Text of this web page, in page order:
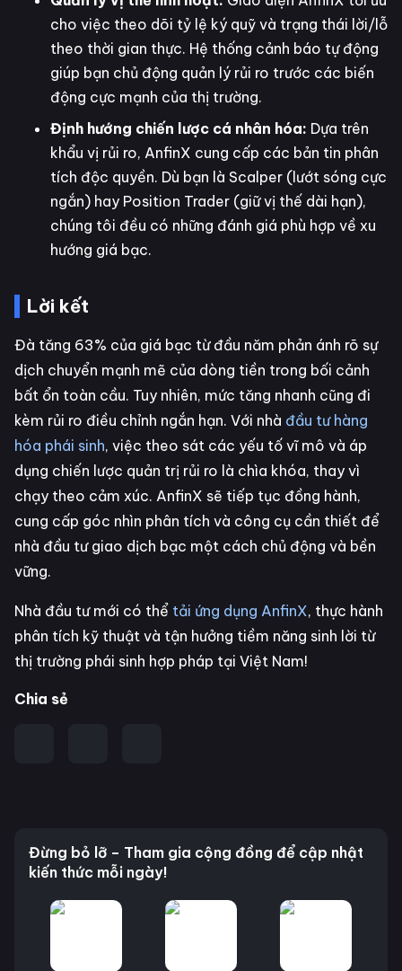
cho việc theo dõi tỷ lệ ký quỹ và trạng thái lời/lỗ
theo thời gian thực. Hệ thống cảnh báo tự động
giúp bạn chủ động quản lý rủi ro trước các biến
động cực mạnh của thị trường.
Định hướng chiến lược cá nhân hóa: Dựa trên
khẩu vị rủi ro, AnfinX cung cấp các bản tin phân
tích độc quyền. Dù bạn là Scalper (lướt sóng cực
ngắn) hay Position Trader (giữ vị thế dài hạn),
chúng tôi đều có những đánh giá phù hợp về xu
hướng giá bạc.
Lời kết
Đà tăng 63% của giá bạc từ đầu năm phản ánh rõ sự
dịch chuyển mạnh mẽ của dòng tiền trong bối cảnh
bất ổn toàn cầu. Tuy nhiên, mức tăng nhanh cũng đi
kèm rủi ro điều chỉnh ngắn hạn. Với nhà đầu tư hàng
hóa phái sinh, việc theo sát các yếu tố vĩ mô và áp
dụng chiến lược quản trị rủi ro là chìa khóa, thay vì
chạy theo cảm xúc. AnfinX sẽ tiếp tục đồng hành,
cung cấp góc nhìn phân tích và công cụ cần thiết để
nhà đầu tư giao dịch bạc một cách chủ động và bền
vững.
Nhà đầu tư mới có thể tải ứng dụng AnfinX, thực hành
phân tích kỹ thuật và tận hưởng tiềm năng sinh lời từ
thị trường phái sinh hợp pháp tại Việt Nam!
Chia sẻ
Đừng bỏ lỡ – Tham gia cộng đồng để cập nhật
kiến thức mỗi ngày!